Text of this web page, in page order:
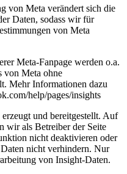
von Meta verändert sich die
Daten, sodass wir für
von Meta
Meta-Fanpage werden o.a.
von Meta ohne
Mehr Informationen dazu
help/pages/insights
und bereitgestellt. Auf
wir als Betreiber der Seite
nicht deaktivieren oder
nicht verhindern. Nur
von Insight-Daten.